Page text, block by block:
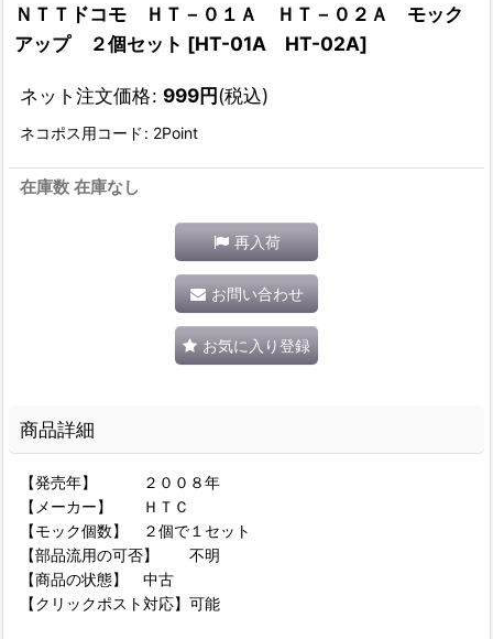
ＮＴＴドコモ ＨＴ－０１Ａ ＨＴ－０２Ａ モック
アップ ２個セット [HT-01A HT-02A]
ネット注文価格: 999円(税込)
ネコポス用コード : 2Point
在庫数 在庫なし
再入荷
お問い合わせ
お気に入り登録
商品詳細
【発売年】 ２００８年
【メーカー】 ＨＴＣ
【モック個数】 ２個で１セット
【部品流用の可否】 不明
【商品の状態】 中古
【クリックポスト対応】可能